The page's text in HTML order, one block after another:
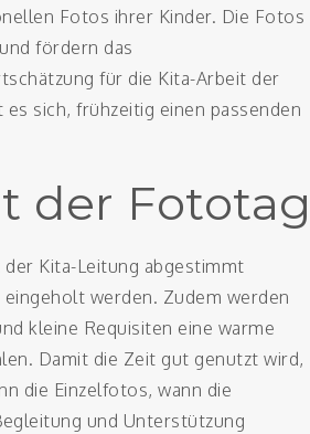
Fotos ihrer Kinder. Die Fotos
fördern das
für die Kita-Arbeit der
sich, frühzeitig einen passenden
der Fototag
Kita-Leitung abgestimmt
werden. Zudem werden
kleine Requisiten eine warme
Damit die Zeit gut genutzt wird,
die Einzelfotos, wann die
und Unterstützung